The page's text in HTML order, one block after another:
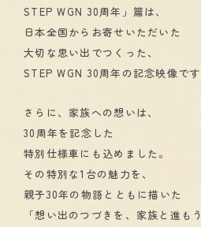
STEP WGN 30周年」篇は、
日本全国からお寄せいただいた
大切な思い出でつくった、
STEP WGN 30周年の記念映像です
さらに、家族への想いは、
30周年を記念した
特別仕様車にも込めました。
その特別な1台の魅力を、
親子30年の物語とともに描いた
「想い出のつづきを、家族と進も